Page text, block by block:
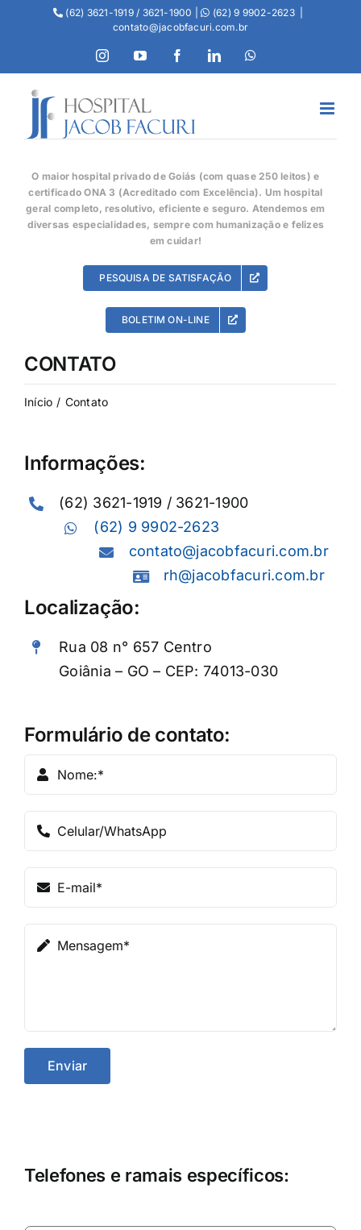
(62) 3621-1919 / 3621-1900 | (62) 9 9902-2623
contato@jacobfacuri.com.br
O maior hospital privado de Goiás (com quase 250 leitos) e
certificado ONA 3 (Acreditado com Excelência). Um hospital
geral completo, resolutivo, eficiente e seguro. Atendemos em
diversas especialidades, sempre com humanização e felizes
em cuidar!
PESQUISA DE SATISFAÇÃO
BOLETIM ON-LINE
CONTATO
Início Contato
Informações:
(62) 3621-1919 / 3621-1900
(62) 9 9902-2623
contato@jacobfacuri.com.br
rh@jacobfacuri.com.br
Localização:
Rua 08 n° 657 Centro
Goiânia – GO – CEP: 74013-030
Formulário de contato:
Enviar
Telefones e ramais específicos: